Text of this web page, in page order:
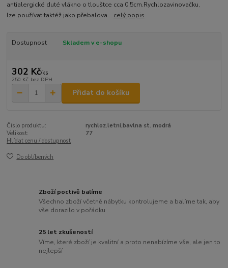
antialergické duté vlákno o tlouštce cca 0,5cm.Rychlozavinovačku,
lze používat taktéž jako přebalova... celý popis
Dostupnost Skladem v e-shopu
302 Kč/ks
250 Kč bez DPH
Přidat do košíku
Číslo produktu:
rychloz.letní,bavlna st. modrá
Velikost:
77
Hlídat cenu / dostupnost
Do oblíbených
Zboží poctivě balíme
Všechno zboží včetně nábytku kontrolujeme a balíme tak, aby
vše dorazilo v pořádku
25 let zkušeností
Víme, které zboží je kvalitní a proto nenabízíme vše, ale jen to
nejlepší